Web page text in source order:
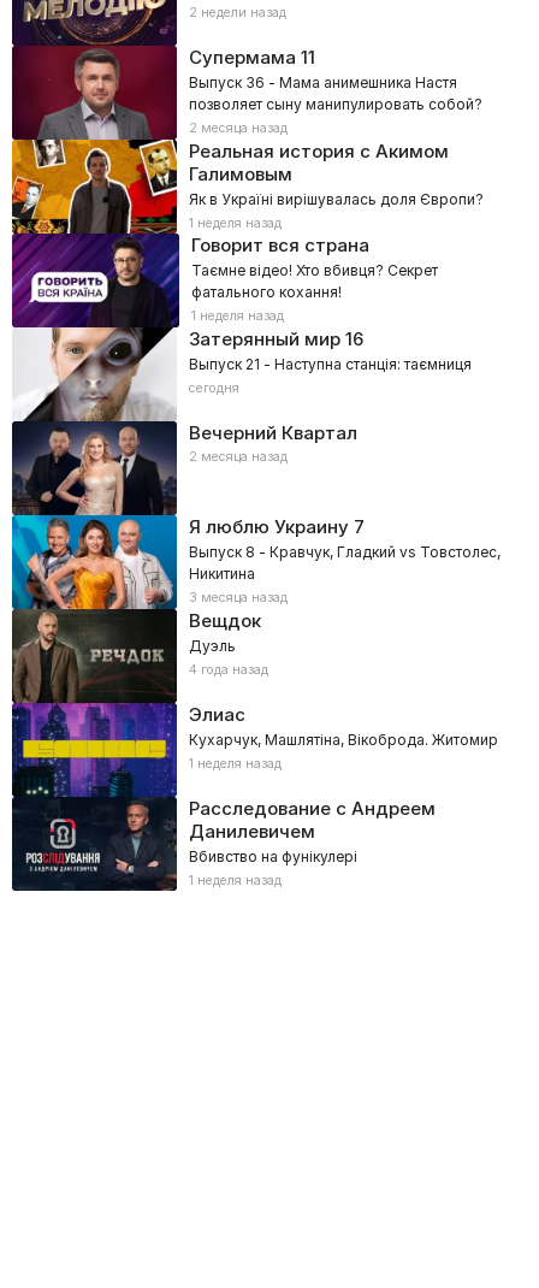
2 недели назад
Супермама 11
Выпуск 36 - Мама анимешника Настя
позволяет сыну манипулировать собой?
2 месяца назад
Реальная история с Акимом
Галимовым
Як в Україні вирішувалась доля Європи?
1 неделя назад
Говорит вся страна
Таємне відео! Хто вбивця? Секрет
фатального кохання!
1 неделя назад
Затерянный мир 16
Выпуск 21 - Наступна станція: таємниця
сегодня
Вечерний Квартал
2 месяца назад
Я люблю Украину7
Выпуск 8 - Кравчук, Гладкий vs Товстолес,
Никитина
3 месяца назад
Вещдок
Дуэль
4 года назад
Элиас
Кухарчук, Машлятіна, Вікоброда. Житомир
1 неделя назад
Расследование с Андреем
Данилевичем
Вбивство на фунікулері
1 неделя назад